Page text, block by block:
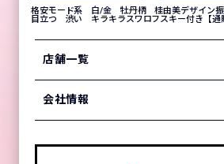
格安モード系 白/金 牡丹柄 桂由美デザイン
目立つ 渋い キラキラスワロフスキー付き【通
店舗一覧
会社情報